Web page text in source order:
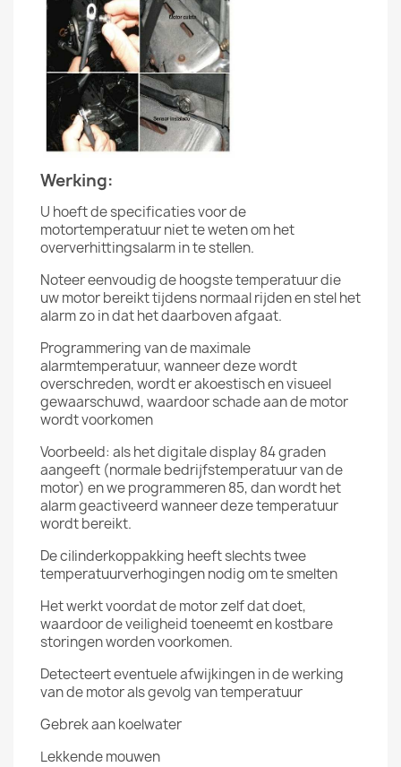
Werking:
U hoeft de specificaties voor de
motortemperatuur niet te weten om het
oververhittingsalarm in te stellen.
Noteer eenvoudig de hoogste temperatuur die
uw motor bereikt tijdens normaal rijden en stel het
alarm zo in dat het daarboven afgaat.
Programmering van de maximale
alarmtemperatuur, wanneer deze wordt
overschreden, wordt er akoestisch en visueel
gewaarschuwd, waardoor schade aan de motor
wordt voorkomen
Voorbeeld: als het digitale display 84 graden
aangeeft (normale bedrijfstemperatuur van de
motor) en we programmeren 85, dan wordt het
alarm geactiveerd wanneer deze temperatuur
wordt bereikt.
De cilinderkoppakking heeft slechts twee
temperatuurverhogingen nodig om te smelten
Het werkt voordat de motor zelf dat doet,
waardoor de veiligheid toeneemt en kostbare
storingen worden voorkomen.
Detecteert eventuele afwijkingen in de werking
van de motor als gevolg van temperatuur
Gebrek aan koelwater
Lekkende mouwen